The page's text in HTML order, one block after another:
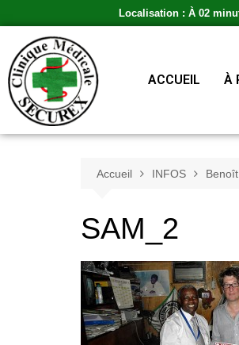
Localisation : À 02
ACCUEIL À
Accueil INFOS
SAM_2